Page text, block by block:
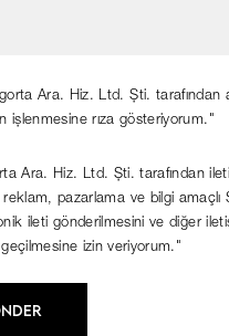
Ara. Hiz. Ltd. Şti. tarafından
işlenmesine rıza gösteriyorum."
Ara. Hiz. Ltd. Şti. tarafından
pazarlama ve bilgi amaçlı
ileti gönderilmesini ve diğer
izin veriyorum."